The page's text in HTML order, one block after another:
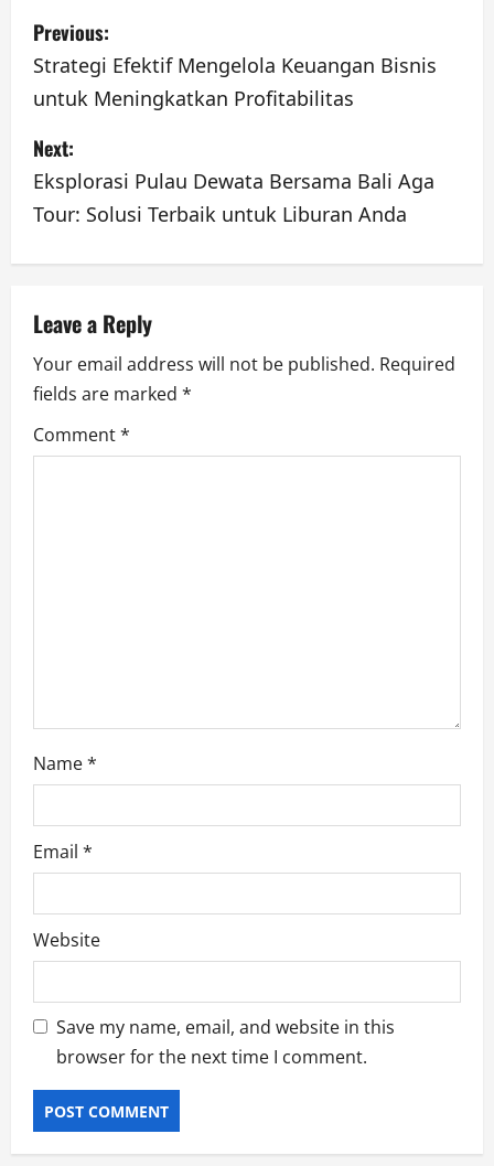
P
o
s
t
n
a
i
g
a
Previous:
Strategi Efektif Mengelola Keuangan Bisnis
untuk Meningkatkan Profitabilitas
Next:
Eksplorasi Pulau Dewata Bersama Bali Aga
Tour: Solusi Terbaik untuk Liburan Anda
Leave a Reply
Your email address will not be published. Required
fields are marked *
Comment*
Name*
Email *
Website
Save my name, email, and website in this
browser for the next time I comment.